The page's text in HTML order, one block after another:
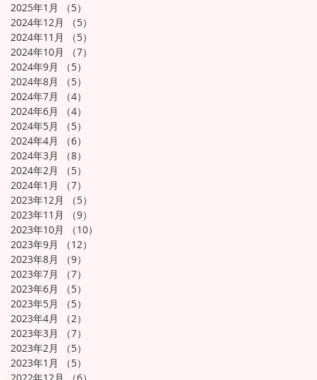
2025年1月
（5）
2024年12月
（5）
2024年11月
（5）
2024年10月
（7）
2024年9月
（5）
2024年8月
（5）
2024年7月
（4）
2024年6月
（4）
2024年5月
（5）
2024年4月
（6）
2024年3月
（8）
2024年2月
（5）
2024年1月
（7）
2023年12月
（5）
2023年11月
（9）
2023年10月
（10）
2023年9月
（12）
2023年8月
（9）
2023年7月
（7）
2023年6月
（5）
2023年5月
（5）
2023年4月
（2）
2023年3月
（7）
2023年2月
（5）
2023年1月
（5）